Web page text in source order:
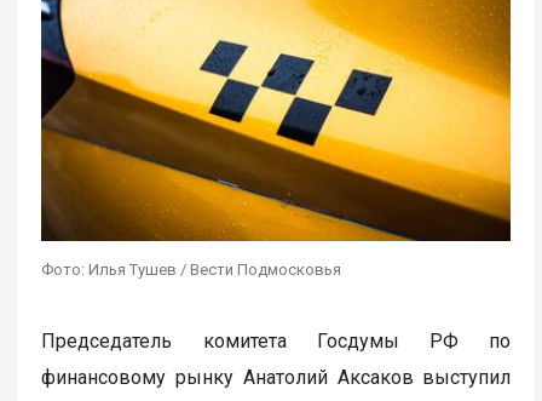
Фото: Илья Тушев / Вести Подмосковья
Председатель комитета Госдумы РФ по
финансовому рынку Анатолий Аксаков выступил